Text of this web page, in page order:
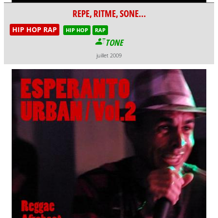
REPE, RITME, SONE...
HIP HOP RAP HIP HOP RAP
TONE
juillet 2009